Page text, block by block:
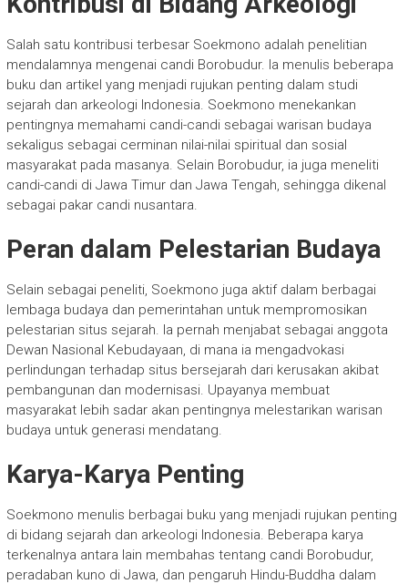
Salah satu kontribusi terbesar Soekmono adalah penelitian
mendalamnya mengenai candi Borobudur. Ia menulis beberapa
buku dan artikel yang menjadi rujukan penting dalam studi
sejarah dan arkeologi Indonesia. Soekmono menekankan
pentingnya memahami candi-candi sebagai warisan budaya
sekaligus sebagai cerminan nilai-nilai spiritual dan sosial
masyarakat pada masanya. Selain Borobudur, ia juga meneliti
candi-candi di Jawa Timur dan Jawa Tengah, sehingga dikenal
sebagai pakar candi nusantara.
Peran dalam Pelestarian Budaya
Selain sebagai peneliti, Soekmono juga aktif dalam berbagai
lembaga budaya dan pemerintahan untuk mempromosikan
pelestarian situs sejarah. Ia pernah menjabat sebagai anggota
Dewan Nasional Kebudayaan, di mana ia mengadvokasi
perlindungan terhadap situs bersejarah dari kerusakan akibat
pembangunan dan modernisasi. Upayanya membuat
masyarakat lebih sadar akan pentingnya melestarikan warisan
budaya untuk generasi mendatang.
Karya-Karya Penting
Soekmono menulis berbagai buku yang menjadi rujukan penting
di bidang sejarah dan arkeologi Indonesia. Beberapa karya
terkenalnya antara lain membahas tentang candi Borobudur,
peradaban kuno di Jawa, dan pengaruh Hindu-Buddha dalam